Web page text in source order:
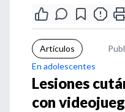
Artículos
En adolescentes
Lesiones
con